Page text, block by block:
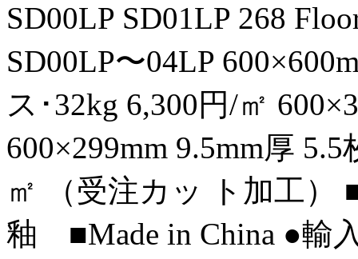
SD00LP SD01LP 268
SD00LP〜04LP
ス･32kg 6,300円/㎡
600×299mm 9.5mm厚
㎡ （受注カッ ト加工）
釉 ■Made in China ●輸